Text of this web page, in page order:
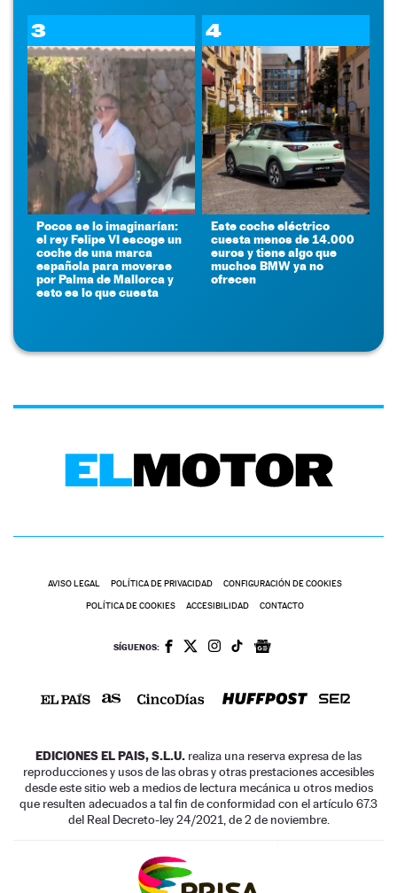
3
Pocos se lo imaginarían:
el rey Felipe VI escoge un
coche de una marca
española para moverse
por Palma de Mallorca y
esto es lo que cuesta
4
Este coche eléctrico
cuesta menos de 14.000
euros y tiene algo que
muchos BMW ya no
ofrecen
AVISO LEGAL POLÍTICA DE PRIVACIDAD CONFIGURACIÓN DE COOKIES
POLÍTICA DE COOKIES ACCESIBILIDAD CONTACTO
SÍGUENOS:
EDICIONES EL PAIS, S.L.U. realiza una reserva expresa de las
reproducciones y usos de las obras y otras prestaciones accesibles
desde este sitio web a medios de lectura mecánica u otros medios
que resulten adecuados a tal fin de conformidad con el artículo 67.3
del Real Decreto-ley 24/2021, de 2 de noviembre.